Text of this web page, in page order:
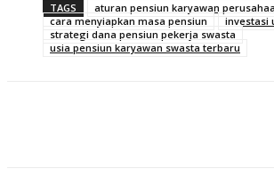
TAGS
aturan pensiun karyawan
cara menyiapkan masa pensiun
investasi
strategi dana pensiun pekerja swasta
usia pensiun karyawan swasta terbaru